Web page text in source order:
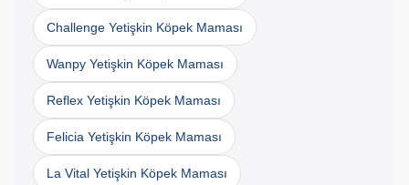
Challenge Yetişkin Köpek Maması
Wanpy Yetişkin Köpek Maması
Reflex Yetişkin Köpek Maması
Felicia Yetişkin Köpek Maması
La Vital Yetişkin Köpek Maması